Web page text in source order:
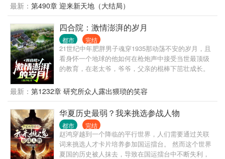
最新： 第490章 迎来新天地（大结局）
四合院：激情澎湃的岁月
都市 完结
21世纪中年肥胖男子魂穿1935那动荡不安的岁月，且
看身怀一个地球的他如何在枪炮声中接受当世最顶级
的教育，在老太爷，爷爷，父亲的棍棒下茁壮成长。
现，大厨何大清，小何雨柱、许大茂。 请看主角如何
在这激情澎湃的岁月中助国一步一步实现伟大复兴！
最新： 第1232章 研究所众人露出猥琐的笑容
华夏历史最弱？我来挑选参战人物
都市 完结
赵鸿穿越到一个降临的平行世界，人们需要通过关联
词来挑选人才卡片培养参加国运擂台。 然而这个世界
夏国的历史被人抹去，导致在国运擂台中不断失利，